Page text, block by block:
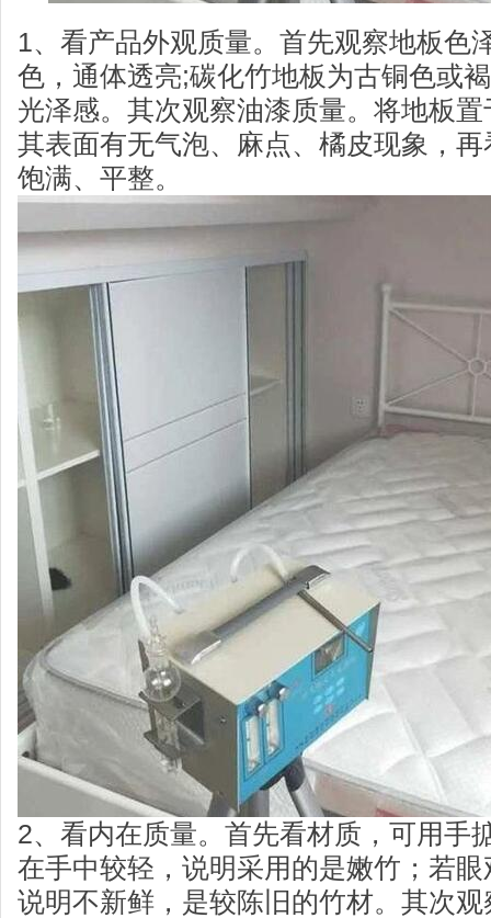
1、看产品外观质量。首先观察地板色
色，通体透亮;碳化竹地板为古铜色或
光泽感。其次观察油漆质量。将地板
其表面有无气泡、麻点、橘皮现象，
饱满、平整。
2、看内在质量。首先看材质，可用手
在手中较轻，说明采用的是嫩竹；若
说明不新鲜，是较陈旧的竹材。其次